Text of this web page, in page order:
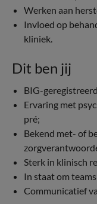
Werken aan
Invloed op
kliniek.
Dit ben jij
BIG-
Ervaring met
pré;
Bekend met- of
Sterk in klinisch
In staat om
Communicatief